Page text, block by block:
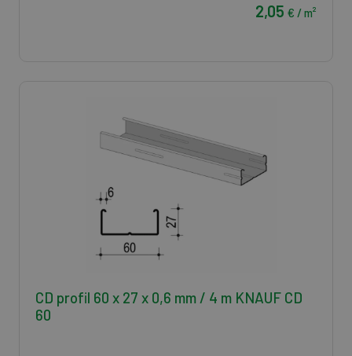
2,05 € / m²
CD profil 60 x 27 x 0,6 mm / 4 m KNAUF CD
60